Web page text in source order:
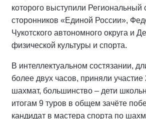
которого выступили Региональный
сторонников «Единой России»,
Чукотского автономного округа и
физической культуры и спорта.
В интеллектуальном состязании,
более двух часов, приняли
шахмат, большинство – дети
итогам 9 туров в общем зачёте
кандидат в мастера спорта по